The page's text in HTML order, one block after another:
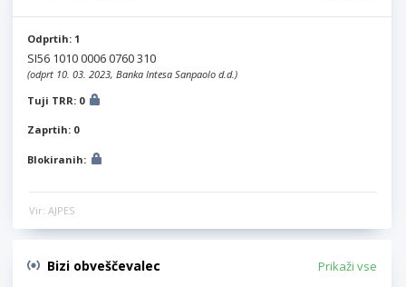
Odprtih: 1
SI56 1010 0006 0760 310
(odprt 10. 03. 2023, Banka Intesa Sanpaolo d.d.)
Tuji TRR: 0
Zaprtih: 0
Blokiranih:
Vir: AJPES
Bizi obveščevalec Prikaži vse